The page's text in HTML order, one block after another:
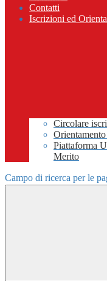
Contatti
Iscrizioni ed
Circolare
Piattaforma
Merito
Campo di ricerca per le